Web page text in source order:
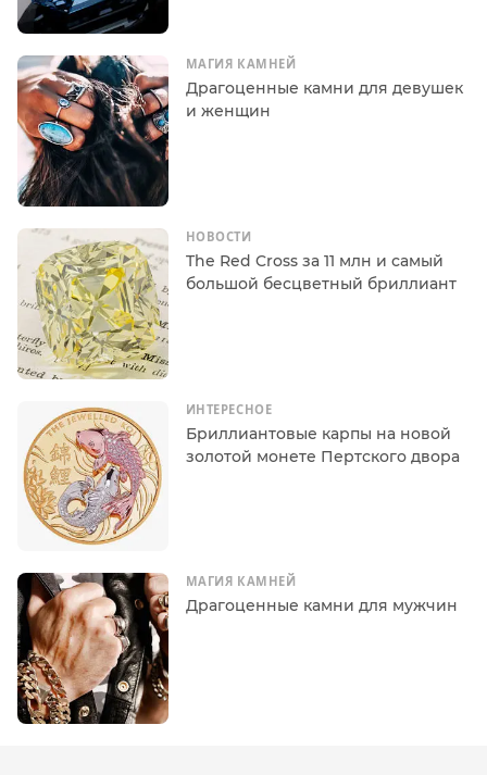
МАГИЯ КАМНЕЙ
Драгоценные камни для девушек
и женщин
НОВОСТИ
The Red Cross за 11 млн и самый
большой бесцветный бриллиант
ИНТЕРЕСНОЕ
Бриллиантовые карпы на новой
золотой монете Пертского двора
МАГИЯ КАМНЕЙ
Драгоценные камни для мужчин